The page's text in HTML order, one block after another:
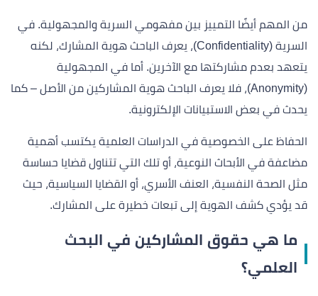
من المهم أيضًا التمييز بين مفهومي السرية والمجهولية. في
السرية (Confidentiality)، يعرف الباحث هوية المشارك، لكنه
يتعهد بعدم مشاركتها مع الآخرين. أما في المجهولية
(Anonymity)، فلا يعرف الباحث هوية المشاركين من الأصل – كما
يحدث في بعض الاستبيانات الإلكترونية.
الحفاظ على الخصوصية في الدراسات العلمية يكتسب أهمية
مضاعفة في الأبحاث النوعية، أو تلك التي تتناول قضايا حساسة
مثل الصحة النفسية، العنف الأسري، أو القضايا السياسية، حيث
قد يؤدي كشف الهوية إلى تبعات خطيرة على المشارك.
ما هي حقوق المشاركين في البحث
العلمي؟